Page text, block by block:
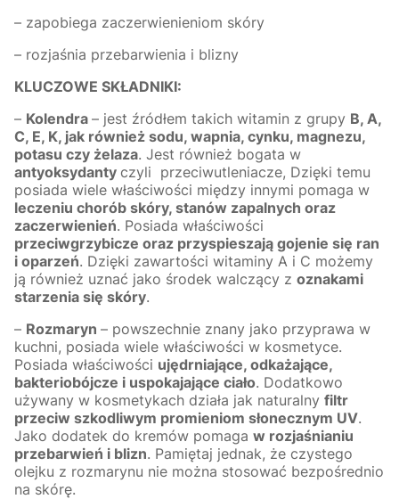
– zapobiega zaczerwienieniom skóry
– rozjaśnia przebarwienia i blizny
KLUCZOWE SKŁADNIKI:
– Kolendra – jest źródłem takich witamin z grupy B, A,
C, E, K, jak również sodu, wapnia, cynku, magnezu,
potasu czy żelaza. Jest również bogata w
antyoksydanty czyli przeciwutleniacze, Dzięki temu
posiada wiele właściwości między innymi pomaga w
leczeniu chorób skóry, stanów zapalnych oraz
zaczerwienień. Posiada właściwości
przeciwgrzybicze oraz przyspieszają gojenie się ran
i oparzeń. Dzięki zawartości witaminy A i C możemy
ją również uznać jako środek walczący z oznakami
starzenia się skóry.
– Rozmaryn – powszechnie znany jako przyprawa w
kuchni, posiada wiele właściwości w kosmetyce.
Posiada właściwości ujędrniające, odkażające,
bakteriobójcze i uspokajające ciało. Dodatkowo
używany w kosmetykach działa jak naturalny filtr
przeciw szkodliwym promieniom słonecznym UV.
Jako dodatek do kremów pomaga w rozjaśnianiu
przebarwień i blizn. Pamiętaj jednak, że czystego
olejku z rozmarynu nie można stosować bezpośrednio
na skórę.